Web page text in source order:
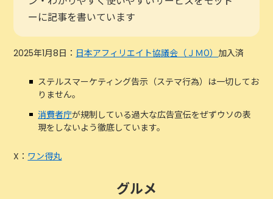
ーに記事を書いています
2025年1月8日： 日本アフィリエイト協議会（ＪＭО） 加入済
ステルスマーケティング告示（ステマ行為）は一切してお
りません。
消費者庁が規制している過大な広告宣伝をぜずウソの表
現をしないよう徹底しています。
X： ワン得丸
グルメ